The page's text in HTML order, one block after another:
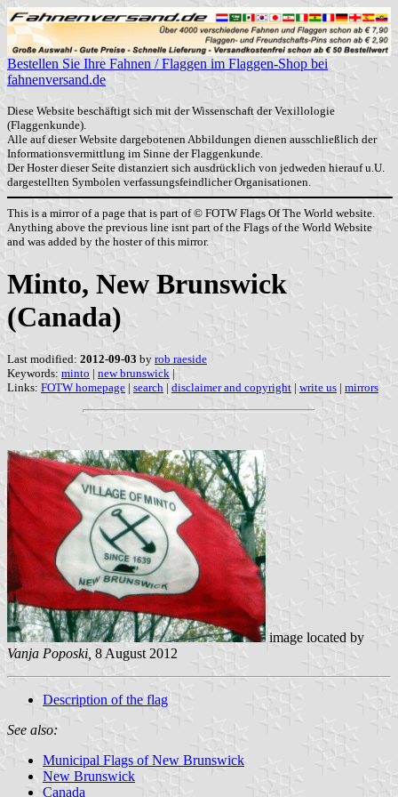
Bestellen Sie Ihre Fahnen / Flaggen im Flaggen-Shop bei
fahnenversand.de
Diese Website beschäftigt sich mit der Wissenschaft der Vexillologie
(Flaggenkunde).
Alle auf dieser Website dargebotenen Abbildungen dienen ausschließlich der
Informationsvermittlung im Sinne der Flaggenkunde.
Der Hoster dieser Seite distanziert sich ausdrücklich von jedweden hierauf u.U.
dargestellten Symbolen verfassungsfeindlicher Organisationen.
This is a mirror of a page that is part of © FOTW Flags Of The World website.
Anything above the previous line isnt part of the Flags of the World Website
and was added by the hoster of this mirror.
Minto, New Brunswick
(Canada)
Last modified: 2012-09-03 by rob raeside
Keywords: minto | new brunswick |
Links: FOTW homepage | search | disclaimer and copyright | write us | mirrors
image located by
Vanja Poposki, 8 August 2012
Description of the flag
See also:
Municipal Flags of New Brunswick
New Brunswick
Canada